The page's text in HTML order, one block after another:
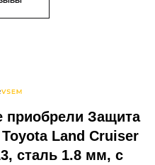
приобрели Защита
Land Cruiser
сталь 1.8 мм, с